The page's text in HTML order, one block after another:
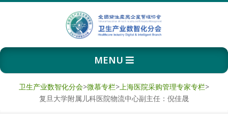
卫
生
产
Primary
Navigation
MENU
卫生产业数智化分会>微慕专栏>上海医院采购管理专家专栏>
复旦大学附属儿科医院物流中心副主任：倪佳晟